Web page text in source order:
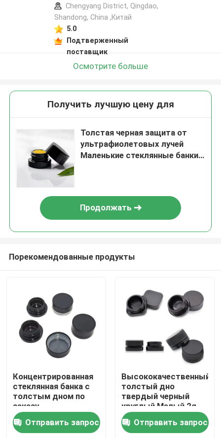
Дом
Продукты
Видео
Chengyang District, Qingdao,
Shandong, China ,Китай
5.0
Подтверженный
поставщик
Осмотрите больше
Получить лучшую цену для
Толстая черная защита от
ультрафиолетовых лучей
Маленькие стеклянные банки
Продолжать
Порекомендованные продукты
Концентрированная
стеклянная банка с
толстым дном по
заказу
Отправить запрос
Высококачественный
толстый дно
твердый черный
круглый Малый 2g
5ml 9ml 1 грамм 7ml
концентрированный
банка с
Отправить запрос